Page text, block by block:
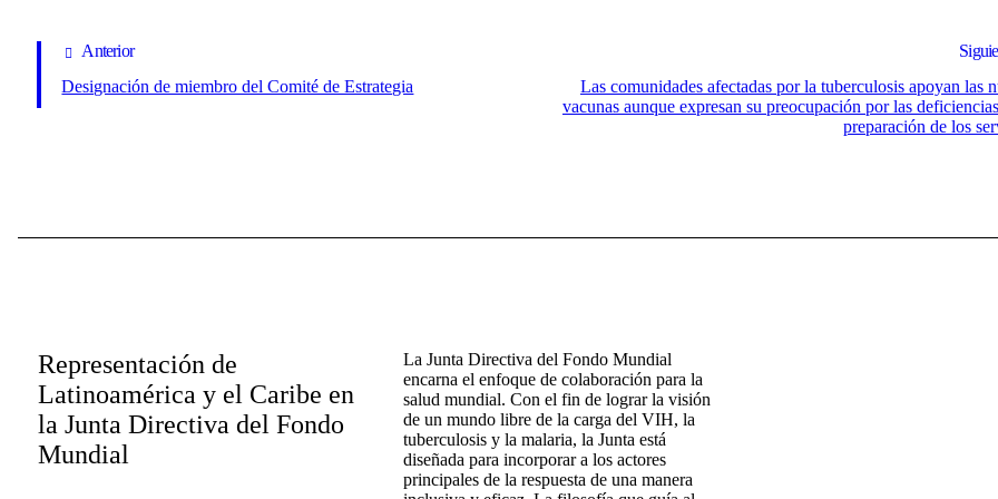
Anterior
Designación de miembro del Comité de Estrategia
Las comunidades afectadas por la tuberculosis apoyan las
vacunas aunque expresan su preocupación por las
preparación de los
Representación de
Latinoamérica y el Caribe en
la Junta Directiva del Fondo
Mundial
La Junta Directiva del Fondo Mundial
encarna el enfoque de colaboración para la
salud mundial. Con el fin de lograr la visión
de un mundo libre de la carga del VIH, la
tuberculosis y la malaria, la Junta está
diseñada para incorporar a los actores
principales de la respuesta de una manera